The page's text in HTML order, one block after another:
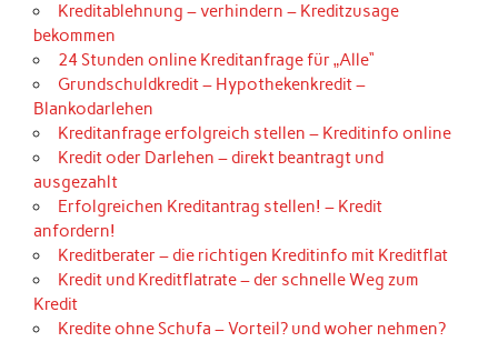
Kreditablehnung – verhindern – Kreditzusage
bekommen
24 Stunden online Kreditanfrage für „Alle“
Grundschuldkredit – Hypothekenkredit –
Blankodarlehen
Kreditanfrage erfolgreich stellen – Kreditinfo online
Kredit oder Darlehen – direkt beantragt und
ausgezahlt
Erfolgreichen Kreditantrag stellen! – Kredit
anfordern!
Kreditberater – die richtigen Kreditinfo mit Kreditflat
Kredit und Kreditflatrate – der schnelle Weg zum
Kredit
Kredite ohne Schufa – Vorteil? und woher nehmen?